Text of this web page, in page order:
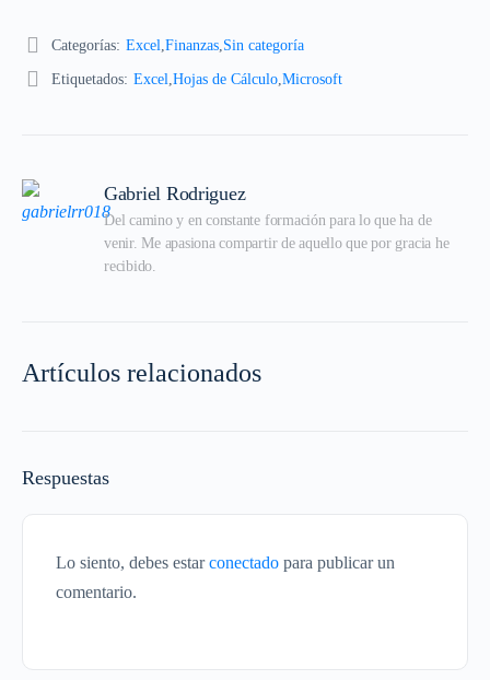
Categorías: Excel Finanzas Sin categoría
Etiquetados: Excel Hojas de Cálculo Microsoft
Gabriel Rodriguez
Del camino y en constante formación para lo que ha de
venir. Me apasiona compartir de aquello que por gracia he
recibido.
Artículos relacionados
Respuestas
Lo siento, debes estarconectado para publicar un
comentario.